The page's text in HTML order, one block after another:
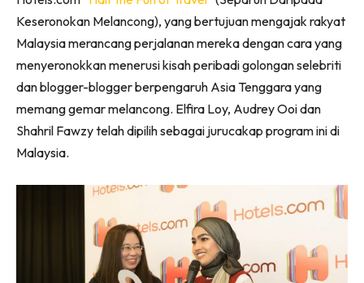
Keseronokan Melancong), yang bertujuan mengajak rakyat
Malaysia merancang perjalanan mereka dengan cara yang
menyeronokkan menerusi kisah peribadi golongan selebriti
dan blogger-blogger berpengaruh Asia Tenggara yang
memang gemar melancong. Elfira Loy, Audrey Ooi dan
Shahril Fawzy telah dipilih sebagai jurucakap program ini di
Malaysia.